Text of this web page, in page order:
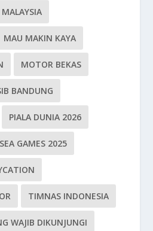
MALAYSIA
MAU MAKIN KAYA
MOTOR BEKAS
BANDUNG
PIALA DUNIA 2026
SEA GAMES 2025
TIMNAS INDONESIA
WAJIB DIKUNJUNGI